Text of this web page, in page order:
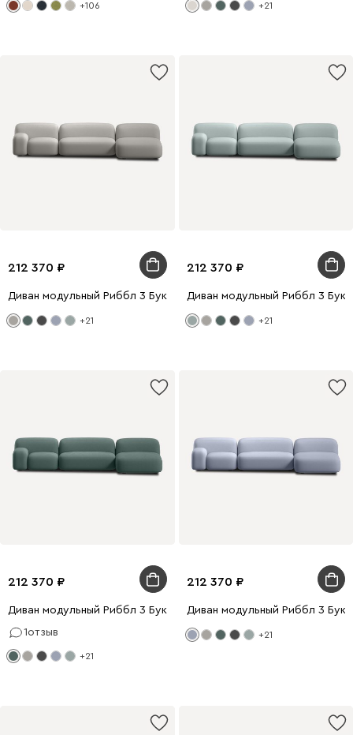
+106 +21
212 370
Диван модульный Риббл 3 Букле Бежевый
+21
212 370
Диван модульный Риббл 3
+21
212 370
Диван модульный Риббл 3 Букле Зеленый
1отзыв
+21
212 370
Диван модульный Риббл 3
+21